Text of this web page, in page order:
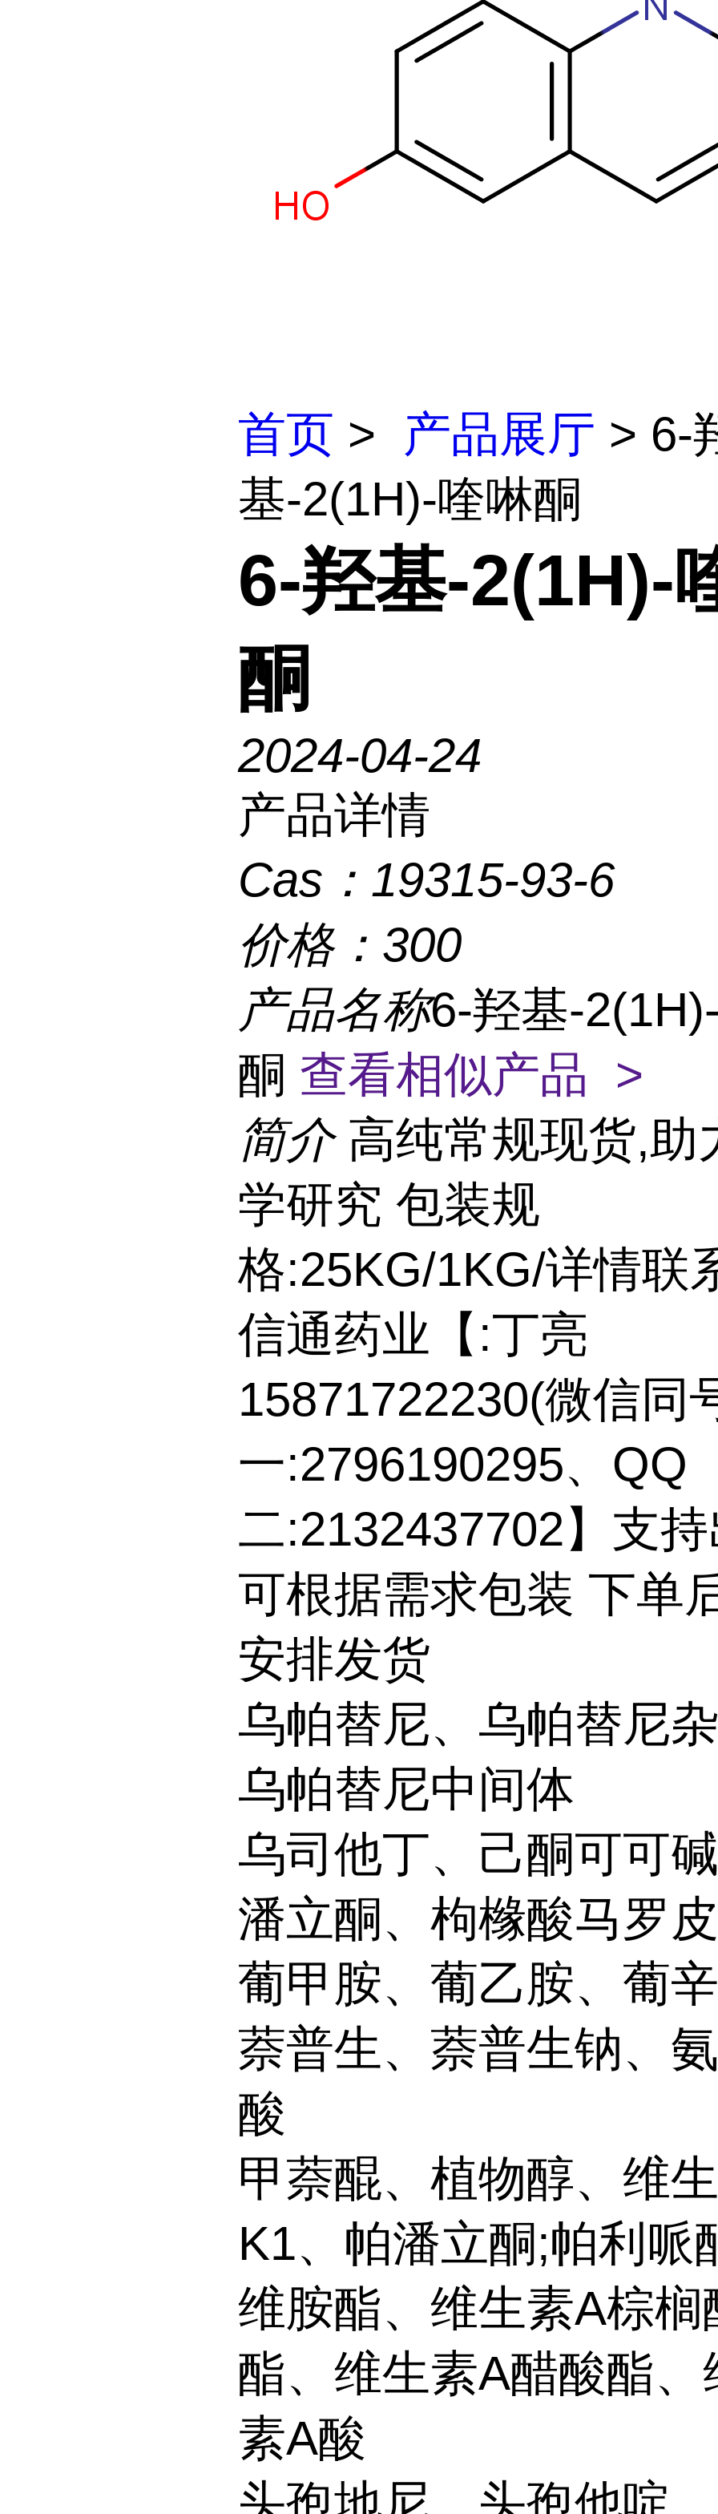
首页 > 产品展厅 > 6-
基-2(1H)-喹啉酮
6-羟基-2(1H)-
酮
2024-04-24
产品详情
Cas： 19315-93-6
价格： 300
产品名称6-羟基-
酮 查看相似产品 >
简介 高纯常规现货,助
学研究 包装规
格:25KG/1KG/详情联
信通药业【:丁亮
15871722230(微信同
一:2796190295、QQ
二:2132437702】支
可根据需求包装 下单
安排发货
乌帕替尼、乌帕替尼
乌帕替尼中间体
乌司他丁、己酮可可
潘立酮、枸橼酸马罗
葡甲胺、葡乙胺、葡
萘普生、萘普生钠、
酸
甲萘醌、植物醇、维
K1、帕潘立酮;帕利哌
维胺酯、维生素A棕榈
酯、维生素A醋酸酯、
素A酸
头孢地尼、头孢他啶